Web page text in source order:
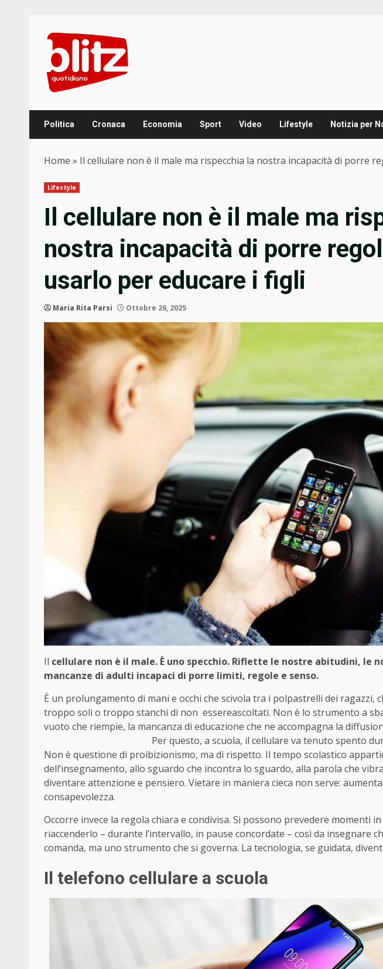
content
Politica Cronaca Economia Sport Video Lifestyle Notizia per
Home » Il cellulare non è il male ma rispecchia la nostra incapacità di porre
Lifestyle
Il cellulare non è il male ma
nostra incapacità di porre
usarlo per educare i figli
Maria Rita Parsi Ottobre 26, 2025
Il cellulare non è il male. È uno specchio. Riflette le nostre abitudini, le
mancanze di adulti incapaci di porre limiti, regole e senso.
È un prolungamento di mani e occhi che scivola tra i polpastrelli dei ragazzi,
troppo soli o troppo stanchi di non essereascoltati. Non è lo strumento a
vuoto che riempie, la mancanza di educazione che ne
Per questo, a scuola, il cellulare va tenuto spento
Non è questione di proibizionismo, ma di rispetto. Il tempo scolastico
dell’insegnamento, allo sguardo che incontra lo sguardo, alla parola che
diventare attenzione e pensiero. Vietare in maniera cieca non serve:
consapevolezza.
Occorre invece la regola chiara e condivisa. Si possono prevedere momenti
riaccenderlo – durante l’intervallo, in pause concordate – così da insegnare
comanda, ma uno strumento che si governa. La tecnologia, se guidata,
Il telefono cellulare a scuola